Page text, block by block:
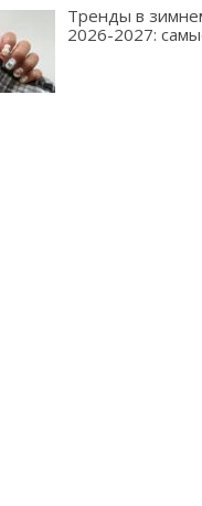
Тренды в
2026-2027: